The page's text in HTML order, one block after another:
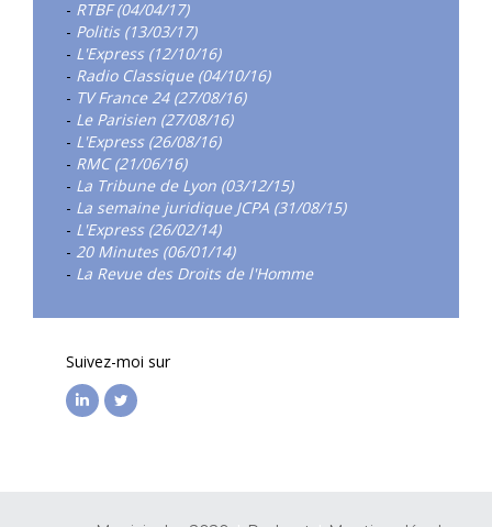
- RTBF (04/04/17)
- Politis (13/03/17)
- L'Express (12/10/16)
- Radio Classique (04/10/16)
- TV France 24 (27/08/16)
- Le Parisien (27/08/16)
- L'Express (26/08/16)
- RMC (21/06/16)
- La Tribune de Lyon (03/12/15)
- La semaine juridique JCPA (31/08/15)
- L'Express (26/02/14)
- 20 Minutes (06/01/14)
- La Revue des Droits de l'Homme
Suivez-moi sur